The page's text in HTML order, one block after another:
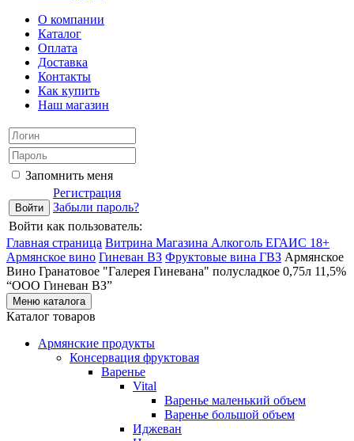
О компании
Каталог
Оплата
Доставка
Контакты
Как купить
Наш магазин
Запомнить меня
Регистрация
Забыли пароль?
Войти как пользователь:
Главная страница Витрина Магазина Алкоголь ЕГАИС 18+
Армянское вино Гиневан ВЗ Фруктовые вина ГВЗ Армянское
Вино Гранатовое "Галерея Гиневана" полусладкое 0,75л 11,5%
“ООО Гиневан ВЗ”
Меню каталога
Каталог товаров
Армянские продукты
Консервация фруктовая
Варенье
Vital
Варенье маленький объем
Варенье большой объем
Иджеван